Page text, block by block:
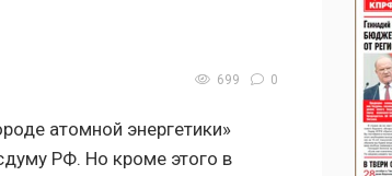
699 0
атомной энергетики»
РФ. Но кроме этого в